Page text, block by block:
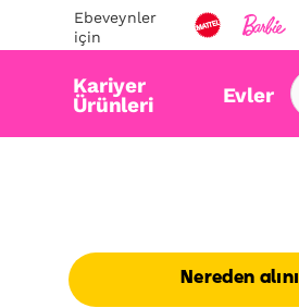
Ebeveynler
için
Kariyer
Ürünleri Evler
Nereden